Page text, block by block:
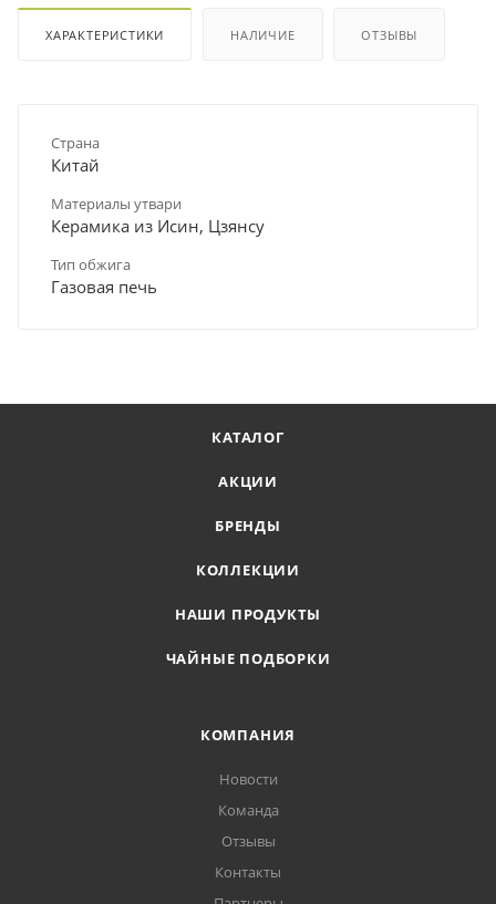
ХАРАКТЕРИСТИКИ НАЛИЧИЕ ОТЗЫВЫ
Страна
Китай
Материалы утвари
Керамика из Исин, Цзянсу
Тип обжига
Газовая печь
КАТАЛОГ
АКЦИИ
БРЕНДЫ
КОЛЛЕКЦИИ
НАШИ ПРОДУКТЫ
ЧАЙНЫЕ ПОДБОРКИ
КОМПАНИЯ
Новости
Команда
Отзывы
Контакты